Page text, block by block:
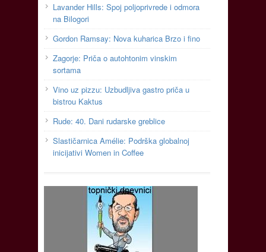
Lavander Hills: Spoj poljoprivrede i odmora
na Bilogori
Gordon Ramsay: Nova kuharica Brzo i fino
Zagorje: Priča o autohtonim vinskim
sortama
Vino uz pizzu: Uzbudljiva gastro priča u
bistrou Kaktus
Rude: 40. Dani rudarske greblice
Slastičarnica Amélie: Podrška globalnoj
inicijativi Women in Coffee